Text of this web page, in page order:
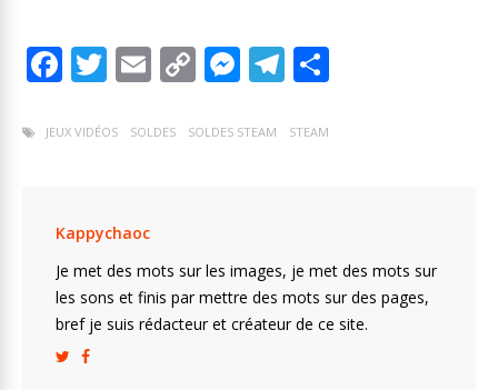
F
e
o
k
T
itt
E
ai
C
p
k
M
ss
er
T
e
JEUX VIDÉOS SOLDES SOLDES STEAM STEAM
Kappychaoc
Je met des mots sur les images, je met des mots sur
les sons et finis par mettre des mots sur des pages,
bref je suis rédacteur et créateur de ce site.